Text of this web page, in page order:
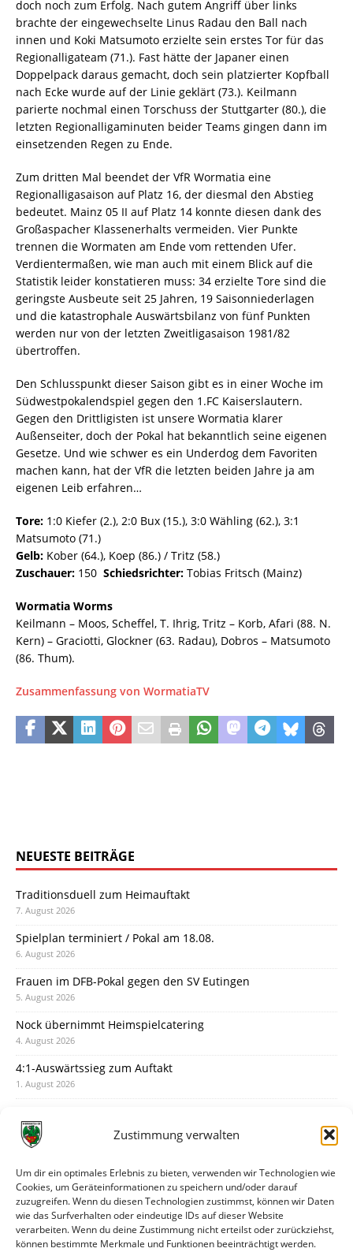
Zustimmung verwalten
Um dir ein optimales Erlebnis zu bieten, verwenden wir Technologien wie
Cookies, um Geräteinformationen zu speichern und/oder darauf
zuzugreifen. Wenn du diesen Technologien zustimmst, können wir Daten
wie das Surfverhalten oder eindeutige IDs auf dieser Website
verarbeiten. Wenn du deine Zustimmung nicht erteilst oder zurückziehst,
können bestimmte Merkmale und Funktionen beeinträchtigt werden.
doch noch zum Erfolg. Nach gutem Angriff über links
brachte der eingewechselte Linus Radau den Ball nach
innen und Koki Matsumoto erzielte sein erstes Tor für das
Regionalligateam (71.). Fast hätte der Japaner einen
Doppelpack daraus gemacht, doch sein platzierter Kopfball
nach Ecke wurde auf der Linie geklärt (73.). Keilmann
parierte nochmal einen Torschuss der Stuttgarter (80.), die
letzten Regionalligaminuten beider Teams gingen dann im
einsetzenden Regen zu Ende.
Zum dritten Mal beendet der VfR Wormatia eine
Regionalligasaison auf Platz 16, der diesmal den Abstieg
bedeutet. Mainz 05 II auf Platz 14 konnte diesen dank des
Großaspacher Klassenerhalts vermeiden. Vier Punkte
trennen die Wormaten am Ende vom rettenden Ufer.
Verdientermaßen, wie man auch mit einem Blick auf die
Statistik leider konstatieren muss: 34 erzielte Tore sind die
geringste Ausbeute seit 25 Jahren, 19 Saisonniederlagen
und die katastrophale Auswärtsbilanz von fünf Punkten
werden nur von der letzten Zweitligasaison 1981/82
übertroffen.
Den Schlusspunkt dieser Saison gibt es in einer Woche im
Südwestpokalendspiel gegen den 1.FC Kaiserslautern.
Gegen den Drittligisten ist unsere Wormatia klarer
Außenseiter, doch der Pokal hat bekanntlich seine eigenen
Gesetze. Und wie schwer es ein Underdog dem Favoriten
machen kann, hat der VfR die letzten beiden Jahre ja am
eigenen Leib erfahren…
Tore: 1:0 Kiefer (2.), 2:0 Bux (15.), 3:0 Wähling (62.), 3:1
Matsumoto (71.)
Gelb: Kober (64.), Koep (86.) / Tritz (58.)
Zuschauer: 150 Schiedsrichter: Tobias Fritsch (Mainz)
Wormatia Worms
Keilmann – Moos, Scheffel, T. Ihrig, Tritz – Korb, Afari (88. N.
Kern) – Graciotti, Glockner (63. Radau), Dobros – Matsumoto
(86. Thum).
Zusammenfassung von WormatiaTV
NEUESTE BEITRÄGE
Traditionsduell zum Heimauftakt
7. August 2026
Spielplan terminiert / Pokal am 18.08.
6. August 2026
Frauen im DFB-Pokal gegen den SV Eutingen
5. August 2026
Nock übernimmt Heimspielcatering
4. August 2026
4:1-Auswärtssieg zum Auftakt
1. August 2026
31. Juli 2026
30. Juli 2026
Deine Spielminute: 89+1
28. Juli 2026
Neuer Rückensponsor